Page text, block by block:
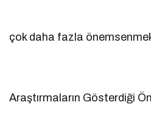
çok daha fazla
Araştırmaların Gösterdiği